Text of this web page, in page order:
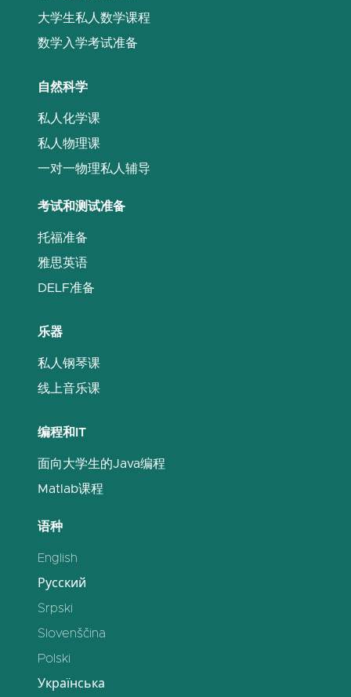
大学生私人数学课程
数学入学考试准备
自然科学
私人化学课
私人物理课
一对一物理私人辅导
考试和测试准备
托福准备
雅思英语
DELF准备
乐器
私人钢琴课
线上音乐课
编程和IT
面向大学生的Java编程
Matlab课程
语种
English
Русский
Srpski
Slovenščina
Polski
Українська